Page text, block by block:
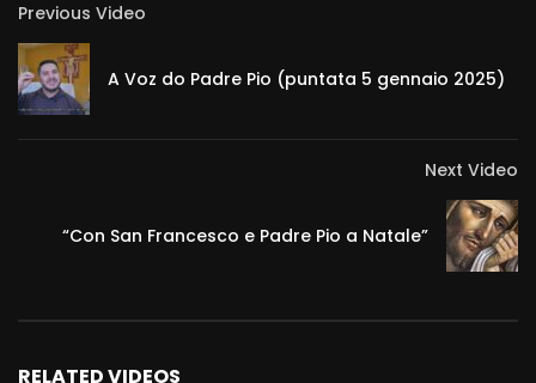
Previous Video
A Voz do Padre Pio (puntata 5 gennaio 2025)
Next Video
“Con San Francesco e Padre Pio a Natale”
RELATED VIDEOS